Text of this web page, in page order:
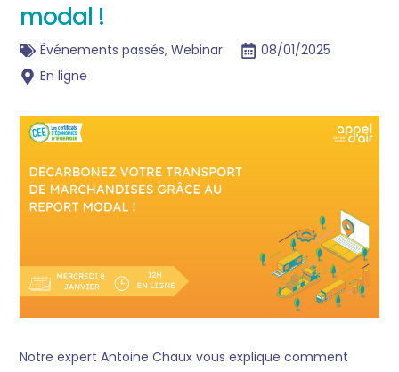
modal !
Événements passés,Webinar
08/01/2025
En ligne
Notre expert Antoine Chaux vous explique comment